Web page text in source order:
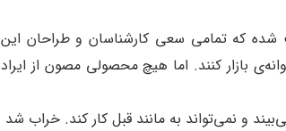
شده که تمامی سعی کارشناسان و طراحان این
بازار کنند. اما هیچ محصولی مصون از ایراد
و نمی‌تواند به مانند قبل کار کند. خراب شد